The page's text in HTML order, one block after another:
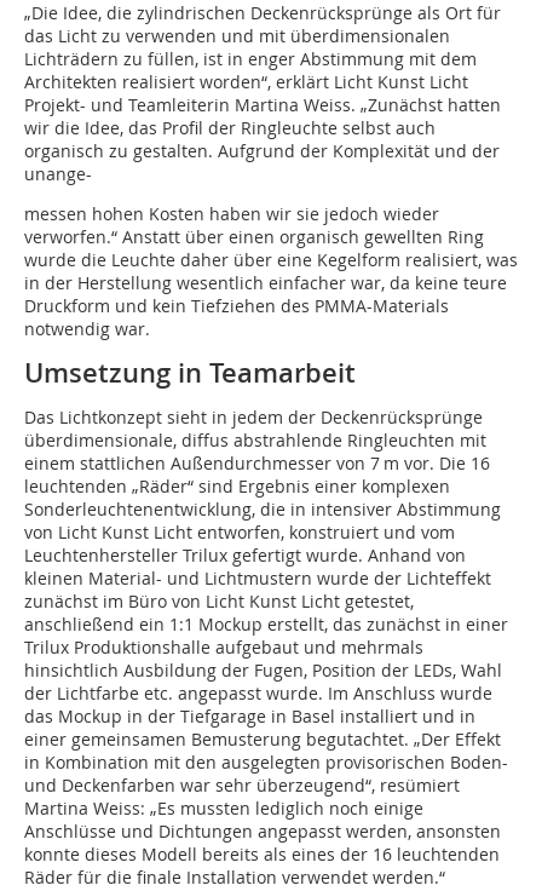
„Die Idee, die zylindrischen Deckenrücksprünge als Ort für
das Licht zu verwenden und mit überdimensionalen
Lichträdern zu füllen, ist in enger Abstimmung mit dem
Architekten realisiert worden“, erklärt Licht Kunst Licht
Projekt- und Teamleiterin Martina Weiss. „Zunächst hatten
wir die Idee, das Profil der Ringleuchte selbst auch
organisch zu gestalten. Aufgrund der Komplexität und der
unange-
messen hohen Kosten haben wir sie jedoch wieder
verworfen.“ Anstatt über einen organisch gewellten Ring
wurde die Leuchte daher über eine Kegelform realisiert, was
in der Herstellung wesentlich einfacher war, da keine teure
Druckform und kein Tiefziehen des PMMA-Materials
notwendig war.
Umsetzung in Teamarbeit
Das Lichtkonzept sieht in jedem der Deckenrücksprünge
überdimensionale, diffus abstrahlende Ringleuchten mit
einem stattlichen Außendurchmesser von 7 m vor. Die 16
leuchtenden „Räder“ sind Ergebnis einer komplexen
Sonderleuchtenentwicklung, die in intensiver Abstimmung
von Licht Kunst Licht entworfen, konstruiert und vom
Leuchtenhersteller Trilux gefertigt wurde. Anhand von
kleinen Material- und Lichtmustern wurde der Lichteffekt
zunächst im Büro von Licht Kunst Licht getestet,
anschließend ein 1:1 Mockup erstellt, das zunächst in einer
Trilux Produktionshalle aufgebaut und mehrmals
hinsichtlich Ausbildung der Fugen, Position der LEDs, Wahl
der Lichtfarbe etc. angepasst wurde. Im Anschluss wurde
das Mockup in der Tiefgarage in Basel installiert und in
einer gemeinsamen Bemusterung begutachtet. „Der Effekt
in Kombination mit den ausgelegten provisorischen Boden-
und Deckenfarben war sehr überzeugend“, resümiert
Martina Weiss: „Es mussten lediglich noch einige
Anschlüsse und Dichtungen angepasst werden, ansonsten
konnte dieses Modell bereits als eines der 16 leuchtenden
Räder für die finale Installation verwendet werden.“